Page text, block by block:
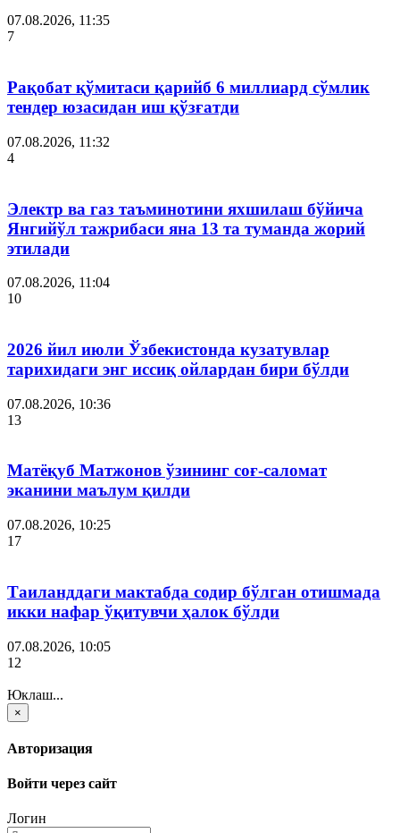
07.08.2026, 11:35
7
Рақобат қўмитаси қарийб 6 миллиард сўмлик
тендер юзасидан иш қўзғатди
07.08.2026, 11:32
4
Электр ва газ таъминотини яхшилаш бўйича
Янгийўл тажрибаси яна 13 та туманда жорий
этилади
07.08.2026, 11:04
10
2026 йил июли Ўзбекистонда кузатувлар
тарихидаги энг иссиқ ойлардан бири бўлди
07.08.2026, 10:36
13
Матёқуб Матжонов ўзининг соғ-саломат
эканини маълум қилди
07.08.2026, 10:25
17
Таиланддаги мактабда содир бўлган отишмада
икки нафар ўқитувчи ҳалок бўлди
07.08.2026, 10:05
12
Юклаш...
×
Авторизация
Войти через сайт
Логин